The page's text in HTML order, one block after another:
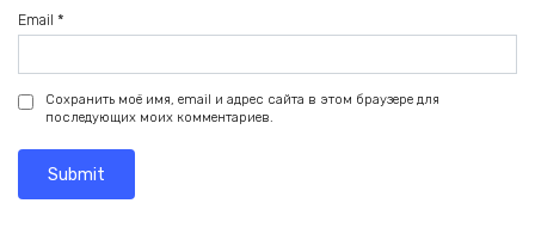
Email *
Сохранить моё имя, email и адрес сайта в этом браузере для
последующих моих комментариев.